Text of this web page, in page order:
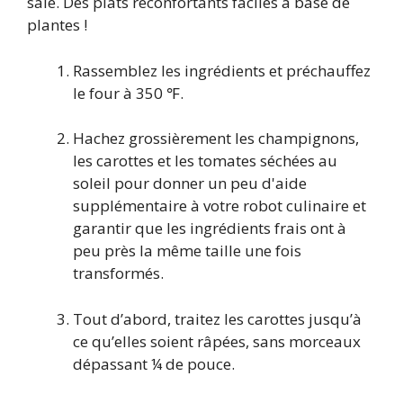
plantes !
Rassemblez les ingrédients et préchauffez
le four à 350 ℉.
Hachez grossièrement les champignons,
les carottes et les tomates séchées au
soleil pour donner un peu d'aide
supplémentaire à votre robot culinaire et
garantir que les ingrédients frais ont à
peu près la même taille une fois
transformés.
Tout d’abord, traitez les carottes jusqu’à
ce qu’elles soient râpées, sans morceaux
dépassant ¼ de pouce.